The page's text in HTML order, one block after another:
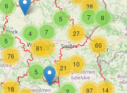
2 14
97
5 8
27
10
60
38
7
6
4 7
21
23
5
18
5
81
76